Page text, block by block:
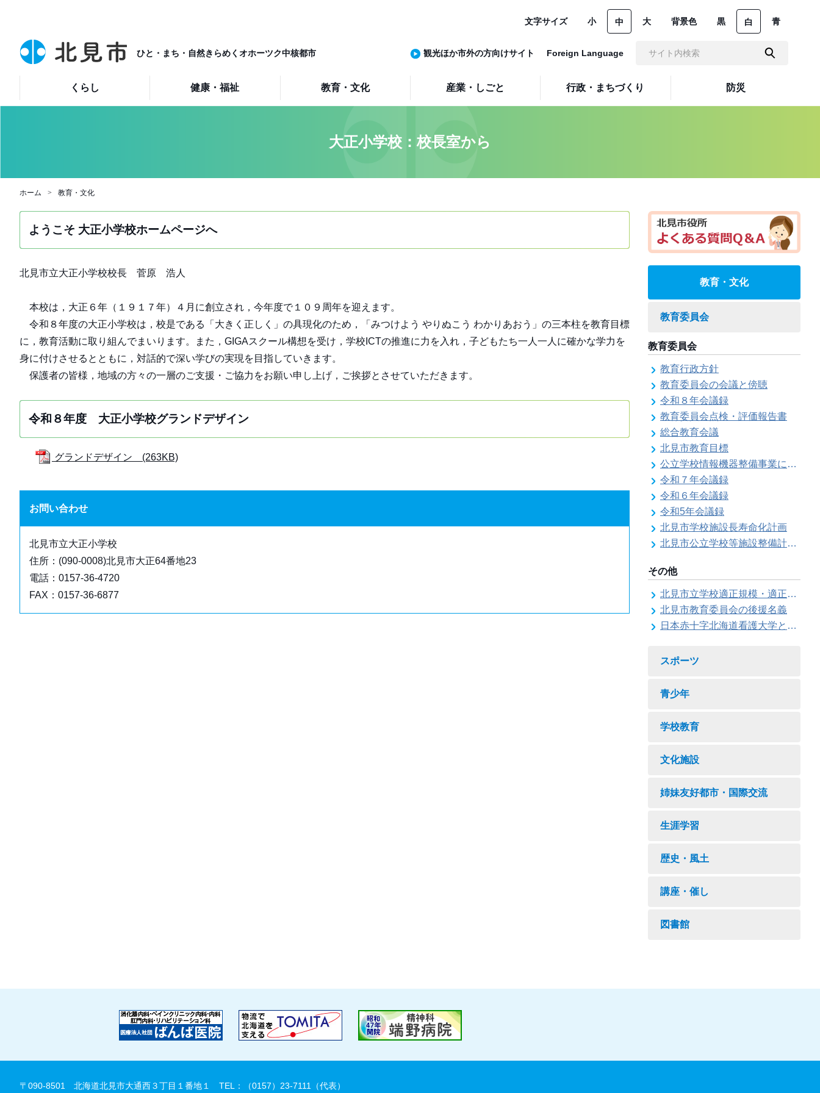
ひと・まち・自然きらめくオホーツク中核都市
くらし 健康・福祉 教育・文化 産業・しごと 行政・まちづくり 防災
文字サイズ 小 中 大 背景色 黒 白 青
観光ほか市外の方向けサイト Foreign Language
大正小学校：校長室から
ホーム 教育・文化
ようこそ 大正小学校ホームページへ
北見市立大正小学校校長 菅原 浩人
本校は，大正６年（１９１７年）４月に創立され，今年度で１０９周年を迎えます。
令和８年度の大正小学校は，校是である「大きく正しく」の具現化のため，「みつけよう やりぬこう わかりあおう」の三本柱を教育目標
に，教育活動に取り組んでまいります。また，GIGAスクール構想を受け，学校ICTの推進に力を入れ，子どもたち一人一人に確かな学力を
身に付けさせるとともに，対話的で深い学びの実現を目指していきます。
保護者の皆様，地域の方々の一層のご支援・ご協力をお願い申し上げ，ご挨拶とさせていただきます。
令和８年度 大正小学校グランドデザイン
グランドデザイン (263KB)
お問い合わせ
北見市立大正小学校
住所：(090-0008)北見市大正64番地23
電話：0157-36-4720
FAX：0157-36-6877
教育・文化
教育委員会
教育委員会
教育行政方針
教育委員会の会議と傍聴
令和８年会議録
教育委員会点検・評価報告書
総合教育会議
北見市教育目標
公立学校情報機器整備事業に係る各種計画の策定
令和７年会議録
令和６年会議録
令和5年会議録
北見市学校施設長寿命化計画
北見市公立学校等施設整備計画のお知らせ
その他
北見市立学校適正規模・適正配置検討委員会
北見市教育委員会の後援名義
日本赤十字北海道看護大学と北見市教育委員会との連携協力に関する協定の締結
スポーツ
青少年
学校教育
文化施設
姉妹友好都市・国際交流
生涯学習
歴史・風土
講座・催し
図書館
〒090-8501 北海道北見市大通西３丁目１番地１ TEL：（0157）23-7111（代表）